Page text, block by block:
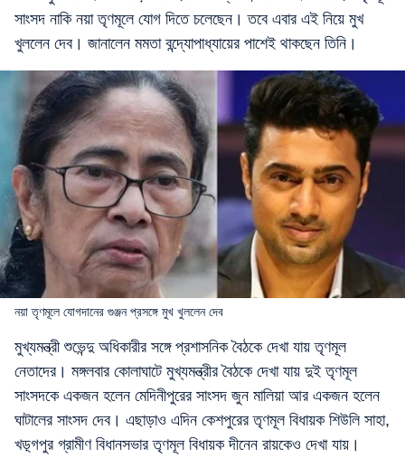
সাংসদ নাকি নয়া তৃণমূলে যোগ দিতে চলেছেন। তবে এবার এই নিয়ে মুখ
খুললেন দেব। জানালেন মমতা বন্দ্যোপাধ্যায়ের পাশেই থাকছেন তিনি।
নয়া তৃণমূলে যোগদানের গুঞ্জন প্রসঙ্গে মুখ খুললেন দেব
মুখ্যমন্ত্রী শুভেন্দু অধিকারীর সঙ্গে প্রশাসনিক বৈঠকে দেখা যায় তৃণমূল
নেতাদের। মঙ্গলবার কোলাঘাটে মুখ্যমন্ত্রীর বৈঠকে দেখা যায় দুই তৃণমূল
সাংসদকে একজন হলেন মেদিনীপুরের সাংসদ জুন মালিয়া আর একজন হলেন
ঘাটালের সাংসদ দেব। এছাড়াও এদিন কেশপুরের তৃণমূল বিধায়ক শিউলি সাহা,
খড়্গপুর গ্রামীণ বিধানসভার তৃণমূল বিধায়ক দীনেন রায়কেও দেখা যায়।